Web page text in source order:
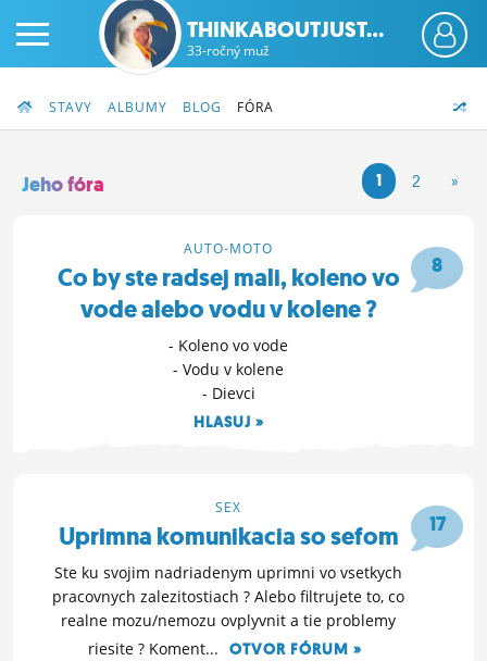
ČINŽIAK
STATUSY
NASTAVENIA
ROLETA
THINKABOUTJUST...
33-ročný muž
STAVY ALBUMY BLOG FÓRA
Jeho fóra 1 2 »
8
AUTO-MOTO
Co by ste radsej mali, koleno vo
vode alebo vodu v kolene ?
- Koleno vo vode
- Vodu v kolene
- Dievci
HLASUJ »
17
SEX
Uprimna komunikacia so sefom
Ste ku svojim nadriadenym uprimni vo vsetkych
pracovnych zalezitostiach ? Alebo filtrujete to, co
realne mozu/nemozu ovplyvnit a tie problemy
riesite ? Koment...
OTVOR FÓRUM »